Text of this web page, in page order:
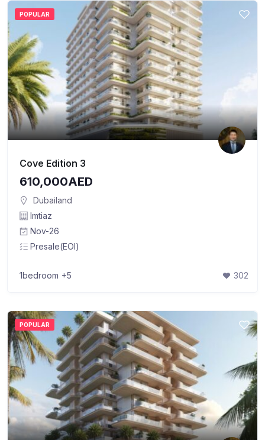
POPULAR
Cove Edition 3
610,000AED
Dubailand
Imtiaz
Nov-26
Presale(EOI)
1bedroom +5 302
POPULAR